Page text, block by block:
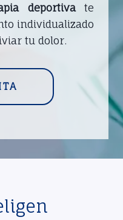
deportivate
individualizado
tu dolor.